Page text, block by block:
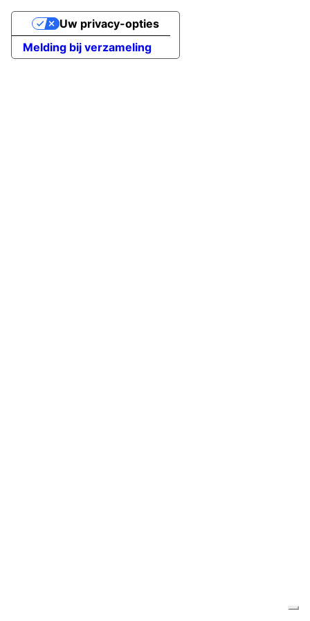
Melding bij verzameling
Uw privacy-opties